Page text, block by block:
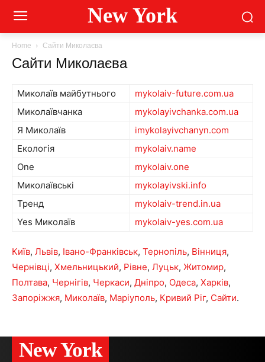
New York
Home Сайти Миколаєва
Сайти Миколаєва
Миколаїв майбутнього
mykolaiv-future.com.ua
Миколаївчанка
mykolayivchanka.com.ua
Я Миколаїв
imykolayivchanyn.com
Екологія
mykolaiv.name
One
mykolaiv.one
Миколаївські
mykolayivski.info
Тренд
mykolaiv-trend.in.ua
Yes Миколаїв
mykolaiv-yes.com.ua
Київ, Львів, Івано-Франківськ, Тернопіль, Вінниця,
Чернівці, Хмельницький, Рівне, Луцьк, Житомир,
Полтава, Чернігів, Черкаси, Дніпро, Одеса, Харків,
Запоріжжя, Миколаїв, Маріуполь, Кривий Ріг, Сайти.
New York